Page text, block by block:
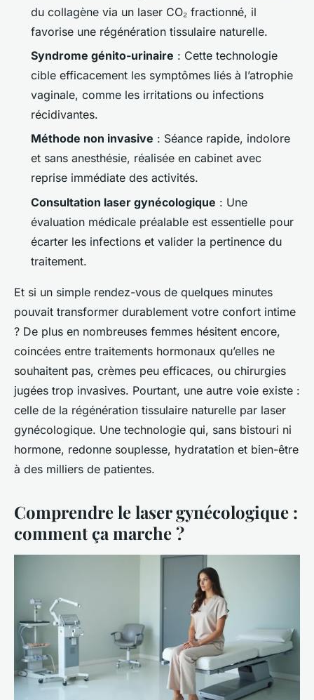
du collagène via un laser CO₂ fractionné, il
favorise une régénération tissulaire naturelle.
Syndrome génito-urinaire : Cette technologie
cible efficacement les symptômes liés à l’atrophie
vaginale, comme les irritations ou infections
récidivantes.
Méthode non invasive : Séance rapide, indolore
et sans anesthésie, réalisée en cabinet avec
reprise immédiate des activités.
Consultation laser gynécologique : Une
évaluation médicale préalable est essentielle pour
écarter les infections et valider la pertinence du
traitement.
Et si un simple rendez-vous de quelques minutes
pouvait transformer durablement votre confort intime
? De plus en nombreuses femmes hésitent encore,
coincées entre traitements hormonaux qu’elles ne
souhaitent pas, crèmes peu efficaces, ou chirurgies
jugées trop invasives. Pourtant, une autre voie existe :
celle de la régénération tissulaire naturelle par laser
gynécologique. Une technologie qui, sans bistouri ni
hormone, redonne souplesse, hydratation et bien-être
à des milliers de patientes.
Comprendre le laser gynécologique :
comment ça marche ?